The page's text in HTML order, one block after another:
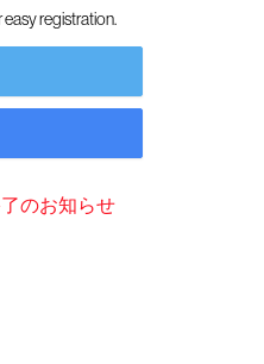
easy registration.
了のお知らせ